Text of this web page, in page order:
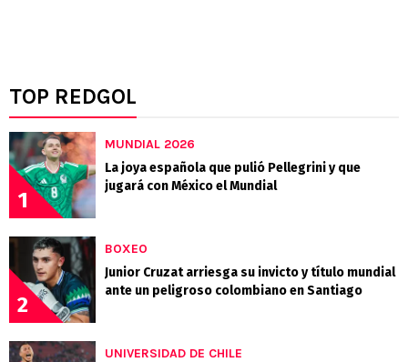
TOP REDGOL
1
MUNDIAL 2026
La joya española que pulió Pellegrini y que
jugará con México el Mundial
2
BOXEO
Junior Cruzat arriesga su invicto y título mundial
ante un peligroso colombiano en Santiago
UNIVERSIDAD DE CHILE